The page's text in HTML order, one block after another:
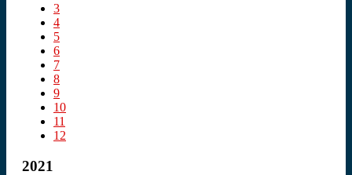
3
4
5
6
7
8
9
10
11
12
2021